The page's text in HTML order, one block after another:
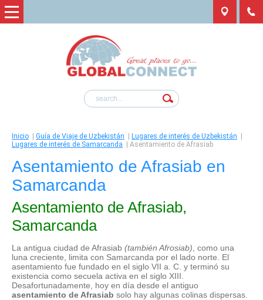
Inicio Guía de Viaje de Uzbekistán Lugares de interés de Uzbekistán
Lugares de interés de Samarcanda
Asentamiento de Afrasiab
Asentamiento de Afrasiab en
Samarcanda
Asentamiento de Afrasiab,
Samarcanda
La antigua ciudad de Afrasiab (también Afrosiab) , como una
luna creciente, limita con Samarcanda por el lado norte. El
asentamiento fue fundado en el siglo VII a. C. y terminó su
existencia como secuela activa en el siglo XIII.
Desafortunadamente, hoy en día desde el antiguo
asentamiento de Afrasiab solo hay algunas colinas dispersas.